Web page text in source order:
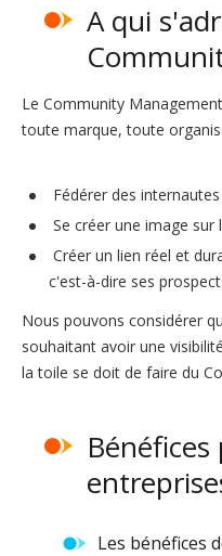
A qui
Le Community
toute marque, toute
Fédérer des
Se créer une image sur
Créer un lien réel et
c'est-à-dire ses
Nous pouvons considérer
souhaitant avoir une
la toile se doit de faire du
Les bénéfices